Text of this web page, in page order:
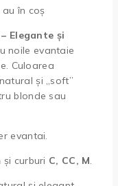
în coș
Elegante și
noile evantaie
Culoarea
și „soft”
blonde sau
evantai.
și curburi C, CC, M.